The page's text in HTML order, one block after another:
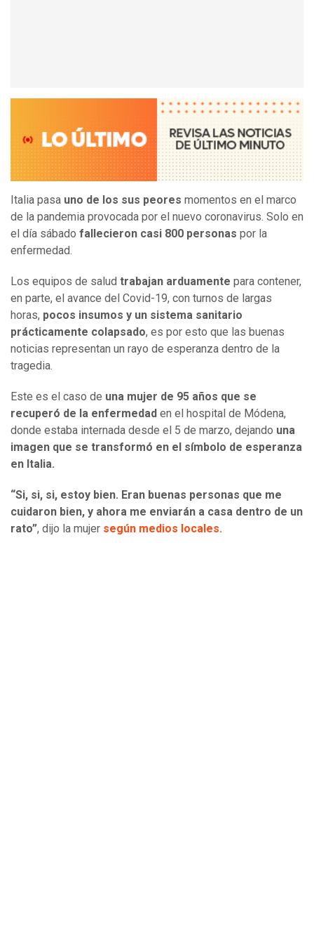
Italia pasa uno de los sus peores momentos en el marco
de la pandemia provocada por el nuevo coronavirus. Solo en
el día sábado fallecieron casi 800 personas por la
enfermedad.
Los equipos de salud trabajan arduamente para contener,
en parte, el avance del Covid-19, con turnos de largas
horas, pocos insumos y un sistema sanitario
prácticamente colapsado, es por esto que las buenas
noticias representan un rayo de esperanza dentro de la
tragedia.
Este es el caso de una mujer de 95 años que se
recuperó de la enfermedad en el hospital de Módena,
donde estaba internada desde el 5 de marzo, dejando una
imagen que se transformó en el símbolo de esperanza
en Italia.
“Si, si, si, estoy bien. Eran buenas personas que me
cuidaron bien, y ahora me enviarán a casa dentro de un
rato”, dijo la mujer según medios locales.